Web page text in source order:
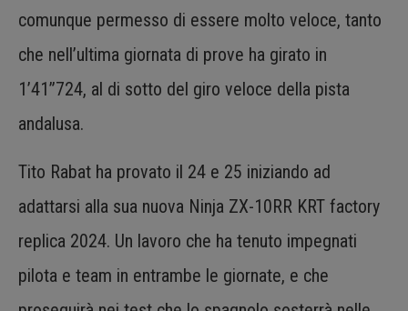
comunque permesso di essere molto veloce, tanto
che nell’ultima giornata di prove ha girato in
1’41”724, al di sotto del giro veloce della pista
andalusa.
Tito Rabat ha provato il 24 e 25 iniziando ad
adattarsi alla sua nuova Ninja ZX-10RR KRT factory
replica 2024. Un lavoro che ha tenuto impegnati
pilota e team in entrambe le giornate, e che